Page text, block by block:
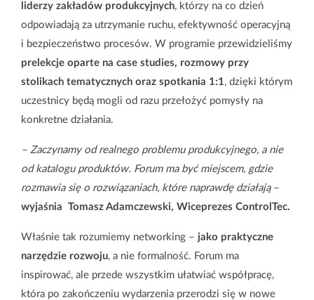
liderzy zakładów produkcyjnych, którzy na co dzień
odpowiadają za utrzymanie ruchu, efektywność operacyjną
i bezpieczeństwo procesów. W programie przewidzieliśmy
prelekcje oparte na case studies, rozmowy przy
stolikach tematycznych oraz spotkania 1:1, dzięki którym
uczestnicy będą mogli od razu przełożyć pomysły na
konkretne działania.
– Zaczynamy od realnego problemu produkcyjnego, a nie
od katalogu produktów. Forum ma być miejscem, gdzie
rozmawia się o rozwiązaniach, które naprawdę działają–
wyjaśnia Tomasz Adamczewski, Wiceprezes ControlTec.
Właśnie tak rozumiemy networking – jako praktyczne
narzędzie rozwoju, a nie formalność. Forum ma
inspirować, ale przede wszystkim ułatwiać współpracę,
która po zakończeniu wydarzenia przerodzi się w nowe
O nas Pracuj z nami Zgłoszenie serwisowe